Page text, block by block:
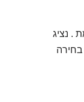
. נציג